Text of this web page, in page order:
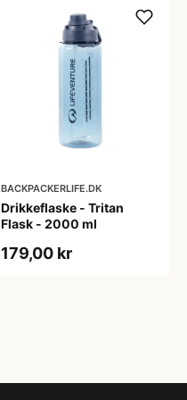
BACKPACKERLIFE.DK
Drikkeflaske - Tritan
Flask - 2000 ml
179,00 kr